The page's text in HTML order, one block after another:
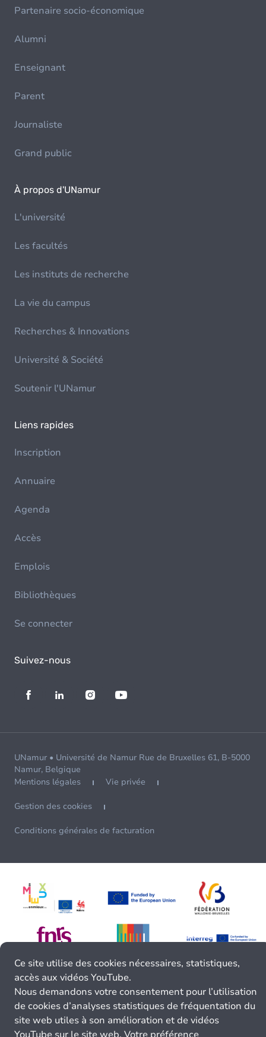
Partenaire socio-économique
Alumni
Enseignant
Parent
Journaliste
Grand public
À propos d'UNamur
L'université
Les facultés
Les instituts de recherche
La vie du campus
Recherches & Innovations
Université & Société
Soutenir l'UNamur
Liens rapides
Inscription
Annuaire
Agenda
Accès
Emplois
Bibliothèques
Se connecter
Suivez-nous
UNamur • Université de Namur Rue de Bruxelles 61, B-5000
Namur, Belgique
Mentions légales
Vie privée
Gestion des cookies
Conditions générales de facturation
Ce site utilise des cookies nécessaires, statistiques,
accès aux vidéos YouTube.
Nous demandons votre consentement pour l’utilisation
de cookies d’analyses statistiques de fréquentation du
site web utiles à son amélioration et de vidéos